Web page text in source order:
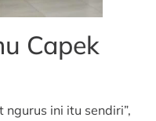
Capek
ini itu sendiri”,